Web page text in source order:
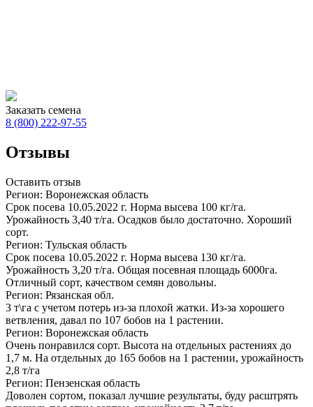
Заказать семена
8 (800) 222-97-55
Отзывы
Оставить отзыв
Регион: Воронежская область
Срок посева 10.05.2022 г. Норма высева 100 кг/га.
Урожайность 3,40 т/га. Осадков было достаточно. Хороший
сорт.
Регион: Тульская область
Срок посева 10.05.2022 г. Норма высева 130 кг/га.
Урожайность 3,20 т/га. Общая посевная площадь 6000га.
Отличный сорт, качеством семян довольны.
Регион: Рязанская обл.
3 т\га с учетом потерь из-за плохой жатки. Из-за хорошего
ветвления, давал по 107 бобов на 1 растении.
Регион: Воронежская область
Очень понравился сорт. Высота на отдельных растениях до
1,7 м. На отдельных до 165 бобов на 1 растении, урожайность
2,8 т/га
Регион: Пензенская область
Доволен сортом, показал лучшие результаты, буду расштрять